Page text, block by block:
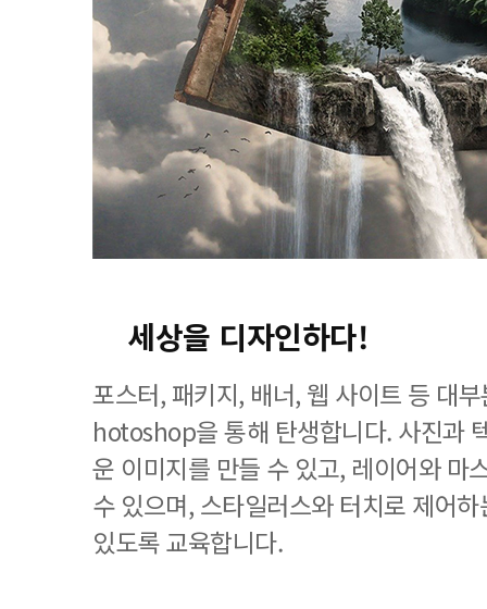
세상을 디자인하다!
포스터, 패키지, 배너, 웹 사이트 등 대
hotoshop을 통해 탄생합니다. 사진과
운 이미지를 만들 수 있고, 레이어와 마
수 있으며, 스타일러스와 터치로 제어
있도록 교육합니다.